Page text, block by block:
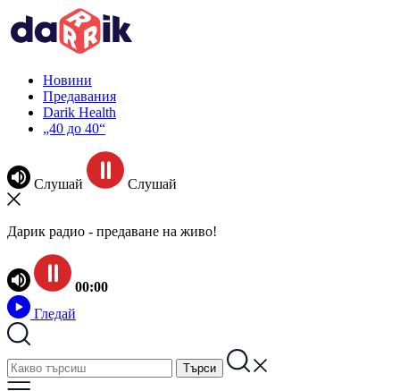
Новини
Предавания
Darik Health
„40 до 40“
Слушай Слушай
Дарик радио - предаване на живо!
00:00
Гледай